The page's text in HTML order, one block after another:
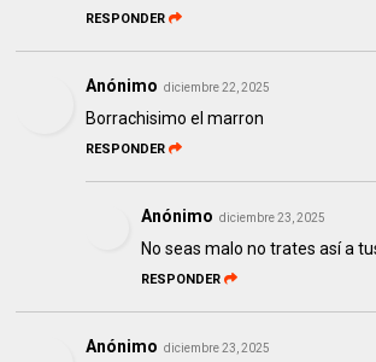
RESPONDER
Anónimo diciembre 22, 2025
Borrachisimo el marron
RESPONDER
Anónimo diciembre 23, 2025
No seas malo no trates así a
RESPONDER
Anónimo diciembre 23, 2025